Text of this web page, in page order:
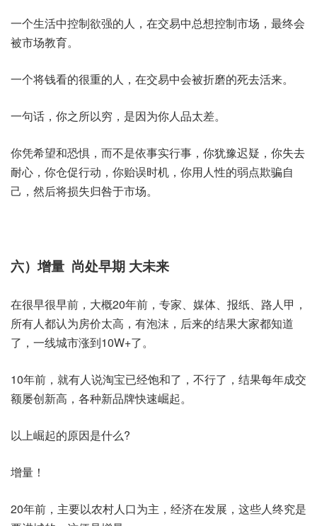
一个生活中控制欲强的人，在交易中总想控制市场，最终会
被市场教育。
一个将钱看的很重的人，在交易中会被折磨的死去活来。
一句话，你之所以穷，是因为你人品太差。
你凭希望和恐惧，而不是依事实行事，你犹豫迟疑，你失去
耐心，你仓促行动，你贻误时机，你用人性的弱点欺骗自
己，然后将损失归咎于市场。
六）增量 尚处早期 大未来
在很早很早前，大概20年前，专家、媒体、报纸、路人甲，
所有人都认为房价太高，有泡沫，后来的结果大家都知道
了，一线城市涨到10W+了。
10年前，就有人说淘宝已经饱和了，不行了，结果每年成交
额屡创新高，各种新品牌快速崛起。
以上崛起的原因是什么?
增量！
20年前，主要以农村人口为主，经济在发展，这些人终究是